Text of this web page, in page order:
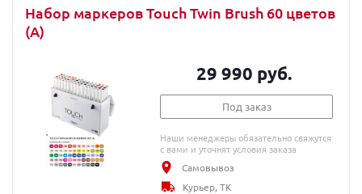
Набор маркеров Touch Twin Brush 60 цветов
(A)
29 990 руб.
Под заказ
Наши менеджеры обязательно свяжутся
с вами и уточнят условия заказа
Самовывоз
Курьер, ТК